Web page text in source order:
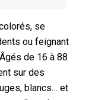
se
ou feignant
de 16 à 88
sur des
blancs… et